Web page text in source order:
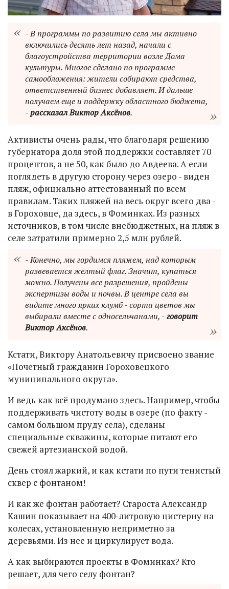
- В программы по развитию села мы активно
включились десять лет назад, начали с
благоустройства территории возле Дома
культуры. Многое сделано по программе
самообложения: жители собирают средства,
ответственный бизнес добавляет. И дальше
получаем еще и поддержку областного бюджета,
-рассказал Виктор Аксёнов.
Активисты очень рады, что благодаря решению
губернатора доля этой поддержки составляет 70
процентов, а не 50, как было до Авдеева. А если
поглядеть в другую сторону через озеро - виден
пляж, официально аттестованный по всем
правилам. Таких пляжей на весь округ всего два -
в Гороховце, да здесь, в Фоминках. Из разных
источников, в том числе внебюджетных, на пляж в
селе затратили примерно 2,5 млн рублей.
- Конечно, мы гордимся пляжем, над которым
развевается желтый флаг. Значит, купаться
можно. Получены все разрешения, пройдены
экспертизы воды и почвы. В центре села вы
видите много ярких клумб - сорта цветов мы
выбирали вместе с односельчанами, -говорит
Виктор Аксёнов.
Кстати, Виктору Анатольевичу присвоено звание
«Почетный гражданин Гороховецкого
муниципального округа».
И ведь как всё продумано здесь. Например, чтобы
поддерживать чистоту воды в озере (по факту -
самом большом пруду села), сделаны
специальные скважины, которые питают его
свежей артезианской водой.
День стоял жаркий, и как кстати по пути тенистый
сквер с фонтаном!
И как же фонтан работает? Староста Александр
Кашин показывает на 400-литровую цистерну на
колесах, установленную неприметно за
деревьями. Из нее и циркулирует вода.
А как выбираются проекты в Фоминках? Кто
решает, для чего селу фонтан?